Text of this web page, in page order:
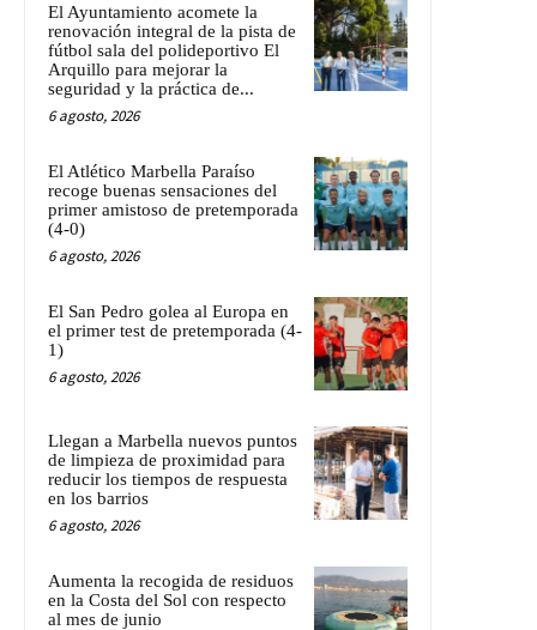
El Ayuntamiento acomete la
renovación integral de la pista de
fútbol sala del polideportivo El
Arquillo para mejorar la
seguridad y la práctica de...
6 agosto, 2026
El Atlético Marbella Paraíso
recoge buenas sensaciones del
primer amistoso de pretemporada
(4-0)
6 agosto, 2026
El San Pedro golea al Europa en
el primer test de pretemporada (4-
1)
6 agosto, 2026
Llegan a Marbella nuevos puntos
de limpieza de proximidad para
reducir los tiempos de respuesta
en los barrios
6 agosto, 2026
Aumenta la recogida de residuos
en la Costa del Sol con respecto
al mes de junio